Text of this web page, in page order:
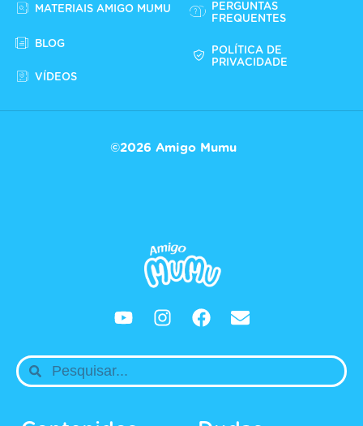
MATERIAIS AMIGO MUMU
BLOG
VÍDEOS
PERGUNTAS
FREQUENTES
POLÍTICA DE
PRIVACIDADE
©2026 Amigo Mumu